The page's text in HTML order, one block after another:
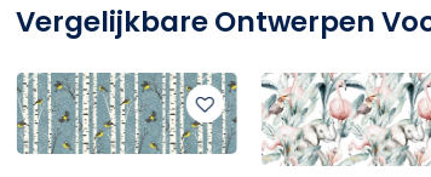
Vergelijkbare Ontwerpen